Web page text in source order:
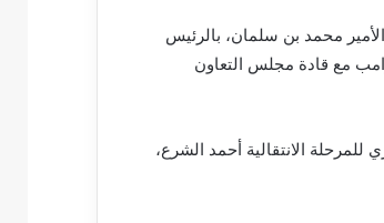
محمد بن سلمان، بالرئيس
مع قادة مجلس التعاون
الانتقالية أحمد الشرع،